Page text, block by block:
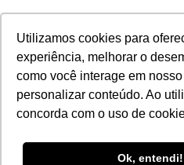
Utilizamos cookies para
experiência, melhorar o
como você interage em
personalizar conteúdo. Ao
concorda com o uso de
Ok, entendi!
Feed